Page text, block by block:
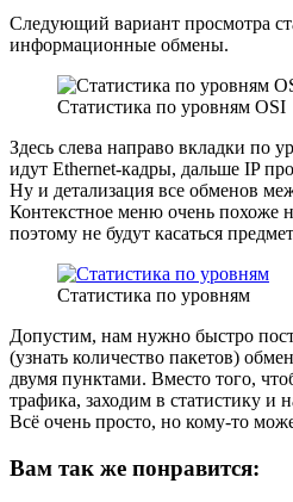
Следующий вариант просмотра
информационные обмены.
Статистика по уровням OSI
Здесь слева направо вкладки по
идут Ethernet-кадры, дальше IP
Ну и детализация все обменов
Контекстное меню очень похоже
поэтому не будут касаться
Статистика по уровням
Допустим, нам нужно быстро
(узнать количество пакетов)
двумя пунктами. Вместо того,
трафика, заходим в статистику
Всё очень просто, но кому-то
Вам так же понравится: